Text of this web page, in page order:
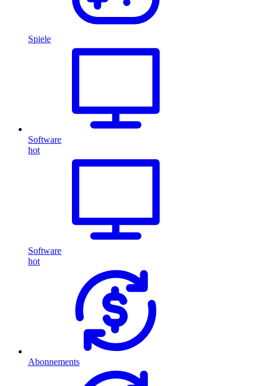
Spiele
Software
hot
Software
hot
Abonnements